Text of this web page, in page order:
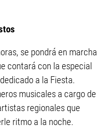
se pondrá en marcha
contará con la especial
a la Fiesta.
musicales a cargo de
regionales que
ritmo a la noche.